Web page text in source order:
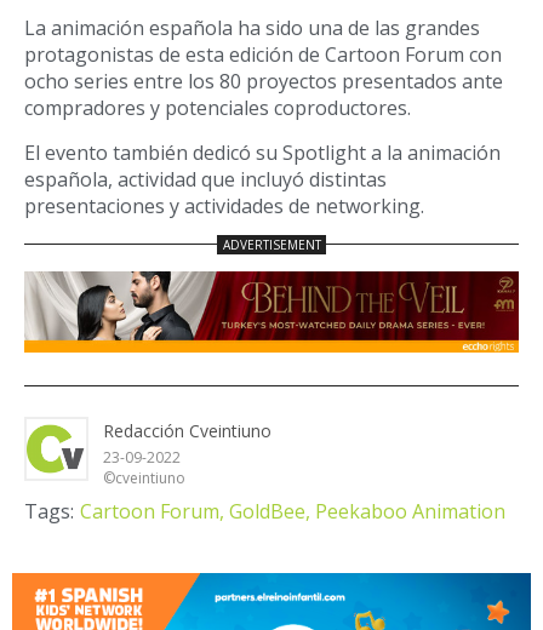
La animación española ha sido una de las grandes
protagonistas de esta edición de Cartoon Forum con
ocho series entre los 80 proyectos presentados ante
compradores y potenciales coproductores.
El evento también dedicó su Spotlight a la animación
española, actividad que incluyó distintas
presentaciones y actividades de networking.
Redacción Cveintiuno
23-09-2022
©cveintiuno
Tags: Cartoon Forum, GoldBee, Peekaboo Animation